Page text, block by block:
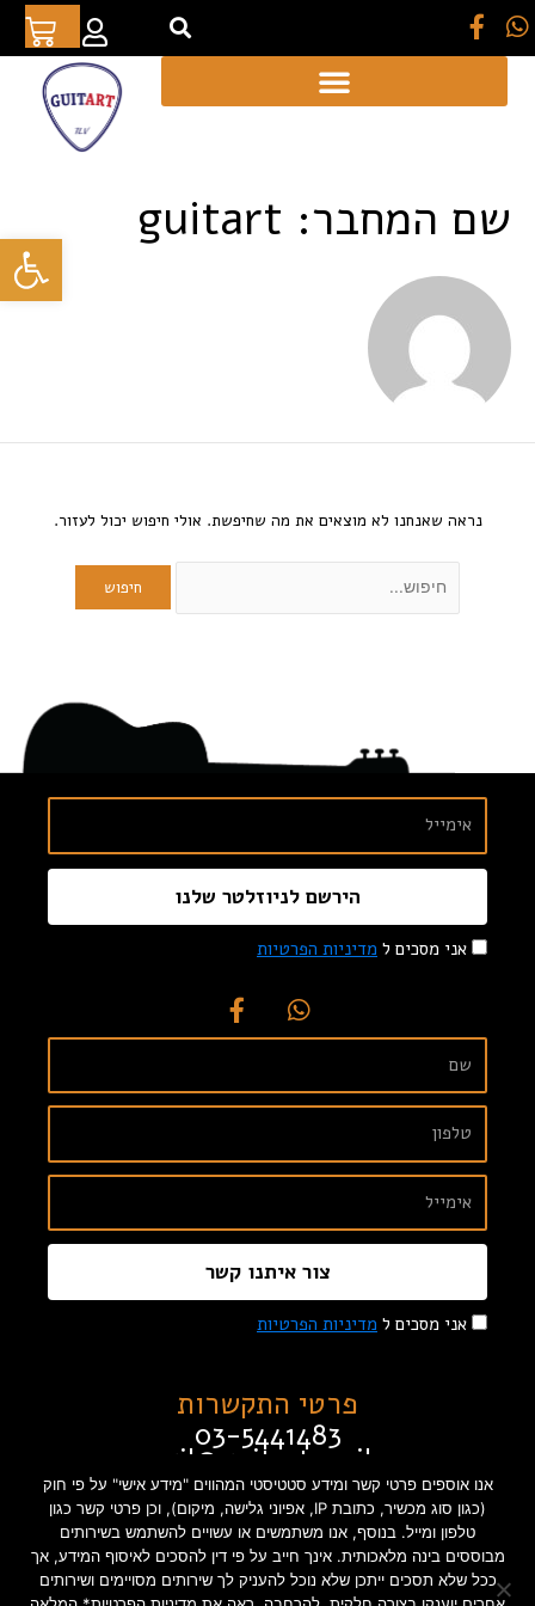
פתח שם המחבר: guitart
נראה שאנחנו לא מוצאים את מה שחיפשת. אולי חיפוש יכול לעזור.
אני מסכים ל מדיניות הפרטיות
הירשם לניוזלטר שלנו
אני מסכים ל מדיניות הפרטיות
צור איתנו קשר
פרטי התקשרות
03-5441483
gil@guitart.co.il
זבוטינסקי 132 תל אביב
תקנון האתר הצהרת נגישות
אנו אוספים פרטי קשר ומידע סטטיסטי המהווים "מידע אישי" על פי חוק
(כגון סוג מכשיר, כתובת IP, אפיוני גלישה, מיקום), וכן פרטי קשר כגון
טלפון ומייל. בנוסף, אנו משתמשים או עשויים להשתמש בשירותים
מבוססים בינה מלאכותית. אינך חייב על פי דין להסכים לאיסוף המידע, אך
ככל שלא תסכים ייתכן שלא נוכל להעניק לך שירותים מסויימים ושירותים